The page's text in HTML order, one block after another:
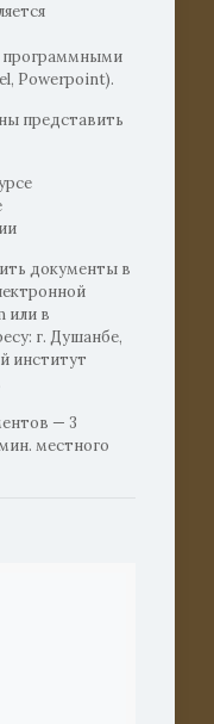
программными
Powerpoint).
представить
документы в
или в
г. Душанбе,
институт
— 3
местного